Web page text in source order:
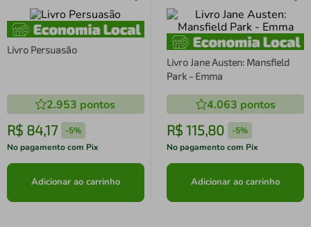
Livro Persuasão
2.953 pontos
R$ 84,17 -5%
No pagamento com Pix
Adicionar ao carrinho
Livro Jane Austen: Mansfield
Park - Emma
4.063 pontos
R$ 115,80 -5%
No pagamento com Pix
Adicionar ao carrinho